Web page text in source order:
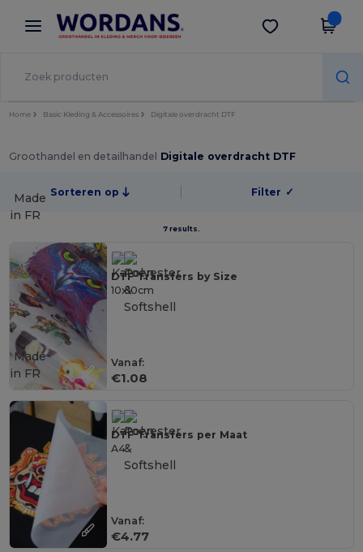
× Wordans-app
Betere prijzen in de app!
Download app
Home Basic Kleding & Accessoires Digitale overdracht DTF
Groothandel en detailhandel Digitale overdracht DTF
Sorteren op Filter ✓
7 results.
Made
in FR
DTF Transfers by Size
10x10cm
Vanaf:
€1.08
Made
in FR
DTF Transfers per Maat
A4
Vanaf:
€4.77